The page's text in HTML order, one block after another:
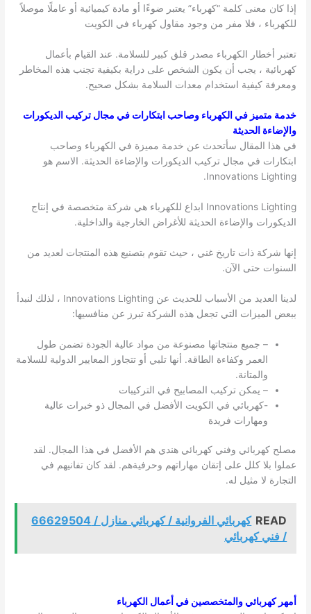
إذا كان معنى كلمة “كهرباء” يعتبر ضوءًا أو مادة كيميائية أو عاملًا موصلاً
للكهرباء ، فلا مفر من وجود مقاول كهرباء في الكويت
تعتبر أخطار الكهرباء مصدر قلق كبير للسلامة. عند القيام بأعمال
كهربائية ، يجب أن يكون الشخص على دراية بكيفية تجنب هذه المخاطر
ومعرفة كيفية استخدام معدات السلامة بشكل صحيح.
خدمة متميز في الكهرباء وصاحب ابتكارات في مجال تركيب الديكورات
والإضاءة الحديثة
في هذا المقال سأتحدث عن خدمة مميزة في الكهرباء وصاحب
ابتكارات في مجال تركيب الديكورات والإضاءة الحديثة. الاسم هو
Innovations Lighting.
Innovations Lighting ابداع للكهرباء هي شركة متخصصة في إنتاج
الديكورات والإضاءة الحديثة للأغراض الخارجية والداخلية.
إنها شركة ذات تاريخ غني ، حيث تقوم بتصنيع هذه المنتجات لعديد من
السنوات حتى الآن.
لدينا العديد من الأسباب للحديث عن Innovations Lighting ، لذلك لنبدأ
ببعض الميزات التي تجعل هذه الشركة تبرز عن منافسيها:
– جميع منتجاتها مصنوعة من مواد عالية الجودة تضمن طول
العمر وكفاءة الطاقة. أنها تلبي أو تتجاوز المعايير الدولية للسلامة
والمتانة.
– يمكن تركيب المصابيح في التركيبات
-كهربائي في الكويت الأفضل في المجال ذو خبرات عالية
ومهارات فريدة
مصلح كهربائي وفني كهربائي هندي هم الأفضل في هذا المجال. لقد
عملوا بلا كلل على إتقان مهاراتهم وحرفيةهم. لقد كان تفانيهم في
التجارة لا مثيل له.
READ
كهربائي الفروانية / كهربائي منازل / 66629504
/ فني كهربائي
أمهر كهربائي والمتخصصين في أعمال الكهرباء